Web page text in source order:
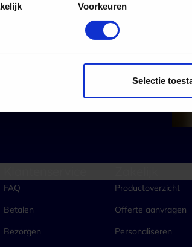
Voorkeuren
Selectie
uit alle nieuwe aanmeldingen
FAQ
Betalen
Bezorgen
Productoverzicht
Offerte aanvragen
Personaliseren